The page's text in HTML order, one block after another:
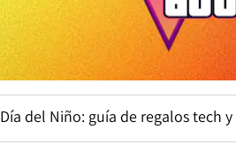
Día del Niño: guía de regalos tech